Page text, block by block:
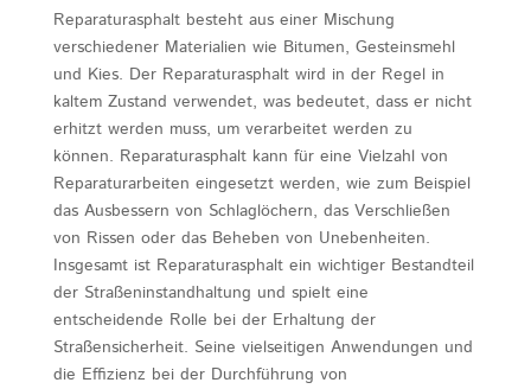
Reparaturasphalt besteht aus einer Mischung
verschiedener Materialien wie Bitumen, Gesteinsmehl
und Kies. Der Reparaturasphalt wird in der Regel in
kaltem Zustand verwendet, was bedeutet, dass er nicht
erhitzt werden muss, um verarbeitet werden zu
können. Reparaturasphalt kann für eine Vielzahl von
Reparaturarbeiten eingesetzt werden, wie zum Beispiel
das Ausbessern von Schlaglöchern, das Verschließen
von Rissen oder das Beheben von Unebenheiten.
Insgesamt ist Reparaturasphalt ein wichtiger Bestandteil
der Straßeninstandhaltung und spielt eine
entscheidende Rolle bei der Erhaltung der
Straßensicherheit. Seine vielseitigen Anwendungen und
die Effizienz bei der Durchführung von